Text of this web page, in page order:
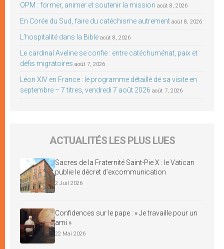
OPM : former, animer et soutenir la mission août 8, 2026
En Corée du Sud, faire du catéchisme autrement août 8, 2026
L’hospitalité dans la Bible août 8, 2026
Le cardinal Aveline se confie : entre catéchuménat, paix et
défis migratoires août 7, 2026
Léon XIV en France : le programme détaillé de sa visite en
septembre – 7 titres, vendredi 7 août 2026 août 7, 2026
ACTUALITÉS LES PLUS LUES
Sacres de la Fraternité Saint-Pie X : le Vatican
publie le décret d’excommunication
2 Juil 2026
Confidences sur le pape : « Je travaille pour un
ami »
22 Mai 2026